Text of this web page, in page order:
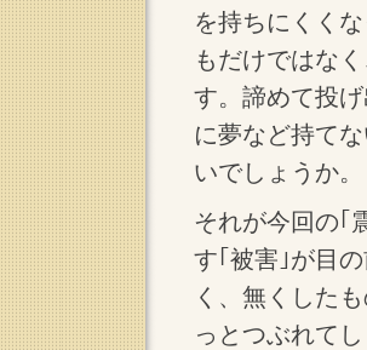
を持ちにくく
もだけではな
す。諦めて投
に夢など持て
いでしょうか。
それが今回の｢
す｢被害｣が目
く、無くした
っとつぶれて